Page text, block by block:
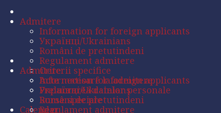
Admitere
Information for foreign applicants
Українці/Ukrainians
Români de pretutindeni
Regulament admitere
Criterii specifice
Acte necesare la admitere
Prelucrarea datelor personale
Burse speciale
Calendar
Admitere
Information for foreign applicants
Українці/Ukrainians
Români de pretutindeni
Regulament admitere